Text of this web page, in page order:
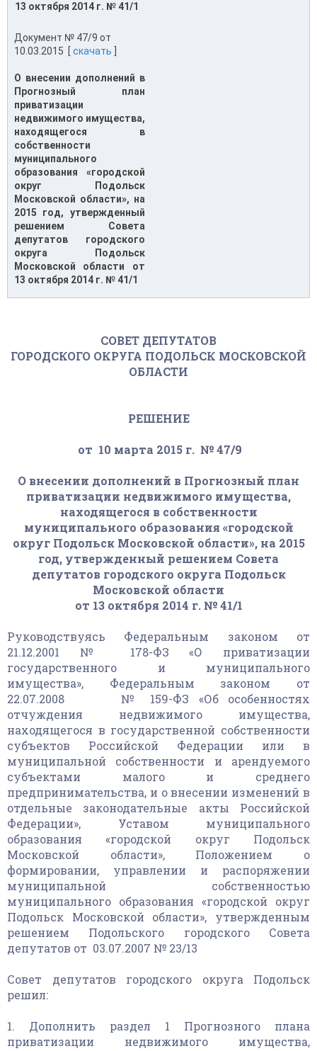
13 октября 2014 г. № 41/1
Документ № 47/9 от
10.03.2015 [ скачать
О внесении дополнений в
Прогнозный план
приватизации
недвижимого имущества,
находящегося в
собственности
муниципального
образования «городской
округ Подольск
Московской области», на
2015 год, утвержденный
решением Совета
депутатов городского
округа Подольск
Московской области от
13 октября 2014 г. № 41/1
СОВЕТ ДЕПУТАТОВ
ГОРОДСКОГО ОКРУГА ПОДОЛЬСК МОСКОВСКОЙ
ОБЛАСТИ
РЕШЕНИЕ
от 10 марта 2015 г. № 47/9
О внесении дополнений в Прогнозный план
приватизации недвижимого имущества,
находящегося в собственности
муниципального образования «городской
округ Подольск Московской области», на 2015
год, утвержденный решением Совета
депутатов городского округа Подольск
Московской области
от 13 октября 2014 г. № 41/1
Руководствуясь Федеральным законом от
21.12.2001 № 178-ФЗ «О приватизации
государственного и муниципального
имущества», Федеральным законом от
22.07.2008 № 159-ФЗ «Об особенностях
отчуждения недвижимого имущества,
находящегося в государственной собственности
субъектов Российской Федерации или в
муниципальной собственности и арендуемого
субъектами малого и среднего
предпринимательства, и о внесении изменений в
отдельные законодательные акты Российской
Федерации», Уставом муниципального
образования «городской округ Подольск
Московской области», Положением о
формировании, управлении и распоряжении
муниципальной собственностью
муниципального образования «городской округ
Подольск Московской области», утвержденным
решением Подольского городского Совета
депутатов от 03.07.2007 № 23/13
Совет депутатов городского округа Подольск
решил:
1. Дополнить раздел 1 Прогнозного плана
приватизации недвижимого имущества,